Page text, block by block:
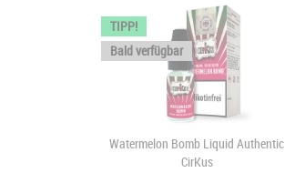
TIPP!
Bald verfügbar
Watermelon Bomb Liquid Authentic
CirKus